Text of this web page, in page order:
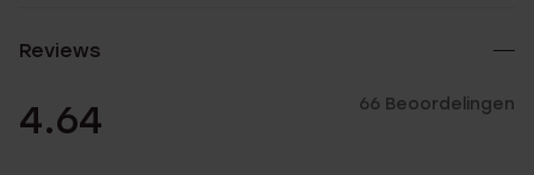
Reviews
4.64 66 Beoordelingen